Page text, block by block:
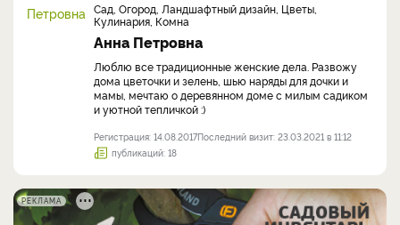
Сад, Огород, Ландшафтный дизайн, Цветы,
Кулинария, Комна
Анна Петровна
Люблю все традиционные женские дела. Развожу
дома цветочки и зелень, шью наряды для дочки и
мамы, мечтаю о деревянном доме с милым садиком
и уютной тепличкой :)
Регистрация: 14.08.2017Последний визит: 23.03.2021 в 11:12
публикаций: 18
РЕКЛАМА